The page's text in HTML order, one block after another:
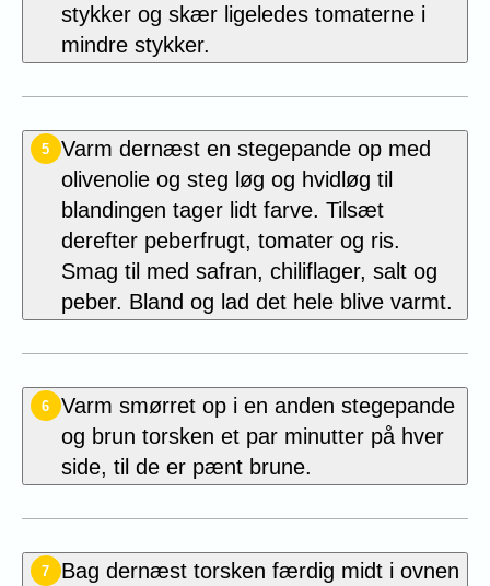
stykker og skær ligeledes tomaterne i
mindre stykker.
5
Varm dernæst en stegepande op med
olivenolie og steg løg og hvidløg til
blandingen tager lidt farve. Tilsæt
derefter peberfrugt, tomater og ris.
Smag til med safran, chiliflager, salt og
peber. Bland og lad det hele blive varmt.
6
Varm smørret op i en anden stegepande
og brun torsken et par minutter på hver
side, til de er pænt brune.
7 Bag dernæst torsken færdig midt i ovnen